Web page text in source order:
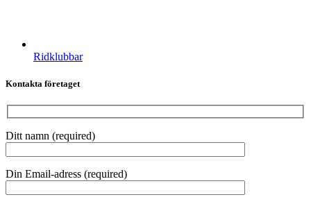
Ridklubbar
Kontakta företaget
Ditt namn (required)
Din Email-adress (required)